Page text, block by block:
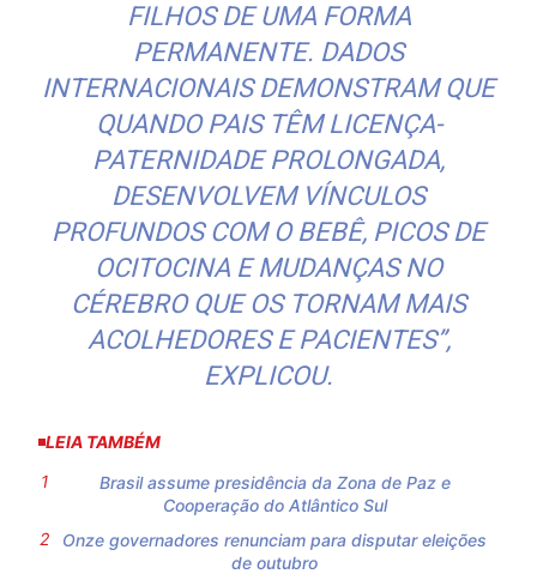
FILHOS DE UMA FORMA
PERMANENTE. DADOS
INTERNACIONAIS DEMONSTRAM QUE
QUANDO PAIS TÊM LICENÇA-
PATERNIDADE PROLONGADA,
DESENVOLVEM VÍNCULOS
PROFUNDOS COM O BEBÊ, PICOS DE
OCITOCINA E MUDANÇAS NO
CÉREBRO QUE OS TORNAM MAIS
ACOLHEDORES E PACIENTES”,
EXPLICOU.
LEIA TAMBÉM
Brasil assume presidência da Zona de Paz e
Cooperação do Atlântico Sul
Onze governadores renunciam para disputar eleições
de outubro